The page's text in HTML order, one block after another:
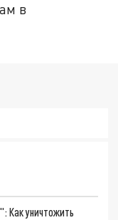
в
Как уничтожить